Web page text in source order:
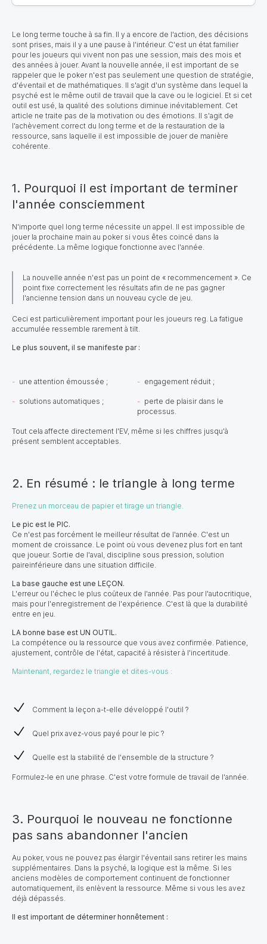
Le long terme touche à sa fin. Il y a encore de l'action, des décisions
sont prises, mais il y a une pause à l'intérieur. C'est un état familier
pour les joueurs qui vivent non pas une session, mais des mois et
des années à jouer. Avant la nouvelle année, il est important de se
rappeler que le poker n'est pas seulement une question de stratégie,
d'éventail et de mathématiques. Il s'agit d'un système dans lequel la
psyché est le même outil de travail que la cave ou le logiciel. Et si cet
outil est usé, la qualité des solutions diminue inévitablement. Cet
article ne traite pas de la motivation ou des émotions. Il s'agit de
l'achèvement correct du long terme et de la restauration de la
ressource, sans laquelle il est impossible de jouer de manière
cohérente.
1. Pourquoi il est important de terminer
l'année consciemment
N'importe quel long terme nécessite un appel. Il est impossible de
jouer la prochaine main au poker si vous êtes coincé dans la
précédente. La même logique fonctionne avec l'année.
La nouvelle année n'est pas un point de « recommencement ». Ce
point fixe correctement les résultats afin de ne pas gagner
l'ancienne tension dans un nouveau cycle de jeu.
Ceci est particulièrement important pour les joueurs reg. La fatigue
accumulée ressemble rarement à tilt.
Le plus souvent, il se manifeste par :
une attention émoussée ;
solutions automatiques ;
engagement réduit ;
perte de plaisir dans le
processus.
Tout cela affecte directement l'EV, même si les chiffres jusqu'à
présent semblent acceptables.
2. En résumé : le triangle à long terme
Prenez un morceau de papier et tirage un triangle.
Le pic est le PIC.
Ce n'est pas forcément le meilleur résultat de l'année. C'est un
moment de croissance. Le point où vous devenez plus fort en tant
que joueur. Sortie de l'aval, discipline sous pression, solution
paireinférieure dans une situation difficile.
La base gauche est une LEÇON.
L'erreur ou l'échec le plus coûteux de l'année. Pas pour l'autocritique,
mais pour l'enregistrement de l'expérience. C'est là que la durabilité
entre en jeu.
LA bonne base est UN OUTIL.
La compétence ou la ressource que vous avez confirmée. Patience,
ajustement, contrôle de l'état, capacité à résister à l'incertitude.
Maintenant, regardez le triangle et dites-vous :
Comment la leçon a-t-elle développé l'outil ?
Quel prix avez-vous payé pour le pic ?
Quelle est la stabilité de l'ensemble de la structure ?
Formulez-le en une phrase. C'est votre formule de travail de l'année.
3. Pourquoi le nouveau ne fonctionne
pas sans abandonner l'ancien
Au poker, vous ne pouvez pas élargir l'éventail sans retirer les mains
supplémentaires. Dans la psyché, la logique est la même. Si les
anciens modèles de comportement continuent de fonctionner
automatiquement, ils enlèvent la ressource. Même si vous les avez
déjà dépassés.
Il est important de déterminer honnêtement :